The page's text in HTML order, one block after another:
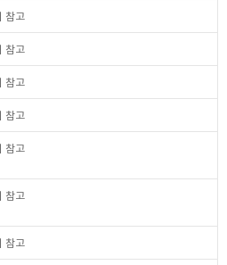
참고
참고
참고
참고
참고
참고
참고